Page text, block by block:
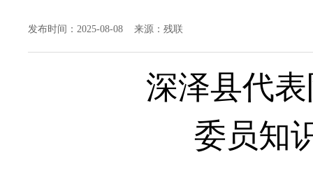
发布时间：2025-08-08 来源：残联
深泽县代
委员知